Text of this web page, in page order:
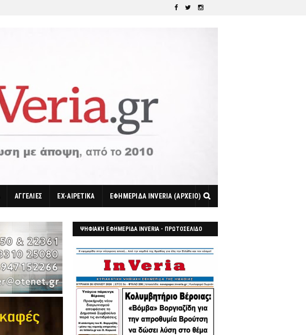
ΑΓΓΕΛΙΕΣ EX-ΑΙΡΕΤΙΚΑ ΕΦΗΜΕΡΙΔΑ INVERIA (ΑΡΧΕΙΟ)
ΨΗΦΙΑΚΗ ΕΦΗΜΕΡΙΔΑ INVERIA - ΠΡΩΤΟΣΕΛΙΔΟ